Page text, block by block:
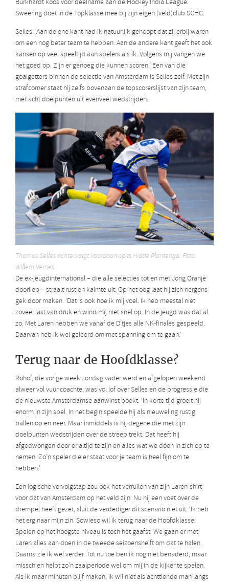
Burkhardt koos voor deelname aan de Hockey India League.
Sweering doet in de Topklasse mee bij zijn eigen (veld)club SCHC.
Selles: ‘Aan de ene kant had ik natuurlijk gehoopt dat zij erbij waren
om een nog beter team te hebben. Aan de andere kant geeft het ook
kansen op veel speeltijd aan spelers als ik. Volgens mij vangen we
het goed op. Zijn er genoeg die kunnen scoren.’ Een van die
goalgetters binnen de selectie van Amsterdam is Selles zelf. Met zijn
strafcorner staat hij zelfs bovenaan de topscorerslijst van zijn team,
met acht doelpunten uit evenveel wedstrijden.
Thomas Selles achtervolgt Voordaan-spits Hidde Plantenga. Foto:
Willem Vernes
De ex-jeugdinternational – die alle selecties tot en met Jong Oranje
doorliep – straalt rust en kalmte uit. Op het oog laat hij zich nergens
gek door maken. ‘Dat is ook hoe ik mij voel. Ik heb meestal niet
zoveel last van druk en wind mij niet snel op. In de jeugd was dat al
zo. Met Laren hebben we vanaf de D’tjes alle NK-finales gespeeld.
Daarvan heb ik wel geleerd om met spanning om te gaan.’
Terug naar de Hoofdklasse?
Rohof, die vorige week zondag vader werd en afgelopen weekend
alweer vol vuur coachte, was vol lof over Selles en de progressie die
de nieuwste Amsterdamse aanwinst boekt. ‘In korte tijd groeit hij
enorm in zijn spel. In het begin speelde hij als nieuweling rustig
ballen op en neer. Maar inmiddels is hij degene die met zijn
doelpunten wedstrijden over de streep trekt. Dat heeft hij
afgedwongen door er altijd te zijn en alles wat we doen in zich op te
nemen. Zo’n speler die er staat voor je team is heel fijn om te
hebben.’
Een logische vervolgstap zou ook het verruilen van zijn Laren-shirt
voor dat van Amsterdam op het veld zijn. Nu hij een voet over de
drempel heeft gezet, sluit de verdediger dit scenario niet uit. ‘Ik heb
het erg naar mijn zin. Sowieso wil ik terug naar de Hoofdklasse.
Spelen op het hoogste niveau is toch het gaafst. We gaan er met
Laren alles aan doen in de tweede seizoenshelft om dat te halen.
Daarna zie ik wel verder. Tot nu toe ben ik nog niet benaderd, maar
misschien helpt zo’n zaalperiode wel om mij in de kijker te spelen.
Als ik maar minuten blijf maken, ik wil niet als achttiende man langs